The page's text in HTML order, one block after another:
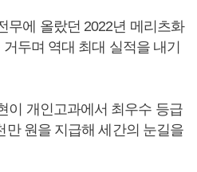
무에 올랐던 2022년 메리츠화
두며 역대 최대 실적을 내기
이 개인고과에서 최우수 등급
만 원을 지급해 세간의 눈길을